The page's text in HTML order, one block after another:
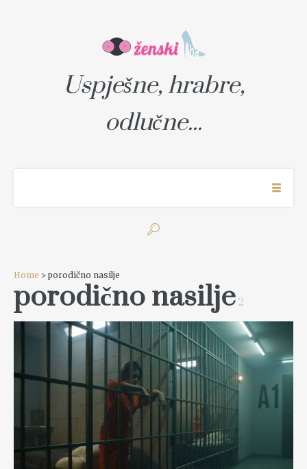
Uspješne, hrabre,
odlučne...
Home > porodično nasilje
porodično nasilje 2